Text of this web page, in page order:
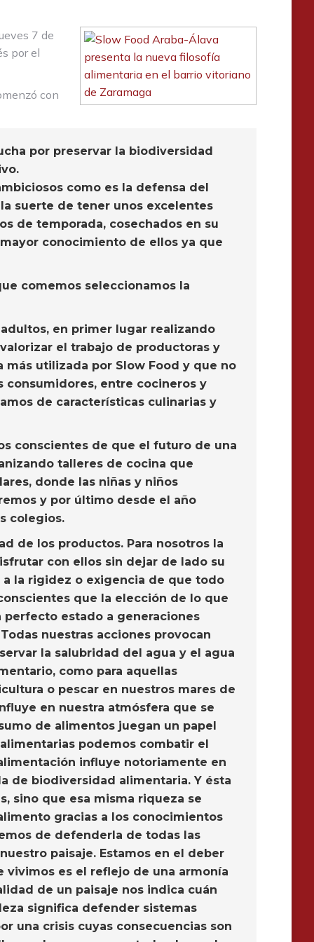
7 de
por el
con
por preservar la biodiversidad
como es la defensa del
suerte de tener unos excelentes
de temporada, cosechados en su
conocimiento de ellos ya que
comemos seleccionamos la
en primer lugar realizando
el trabajo de productoras y
utilizada por Slow Food y que no
consumidores, entre cocineros y
de características culinarias y
conscientes de que el futuro de una
talleres de cocina que
donde las niñas y niños
y por último desde el año
colegios.
de los productos. Para nosotros la
con ellos sin dejar de lado su
la rigidez o exigencia de que todo
que la elección de lo que
estado a generaciones
nuestras acciones provocan
la salubridad del agua y el agua
como para aquellas
o pescar en nuestros mares de
en nuestra atmósfera que se
de alimentos juegan un papel
podemos combatir el
influye notoriamente en
de biodiversidad alimentaria. Y ésta
sino que esa misma riqueza se
gracias a los conocimientos
de defenderla de todas las
paisaje. Estamos en el deber
vivimos es el reflejo de una armonía
de un paisaje nos indica cuán
significa defender sistemas
una crisis cuyas consecuencias son